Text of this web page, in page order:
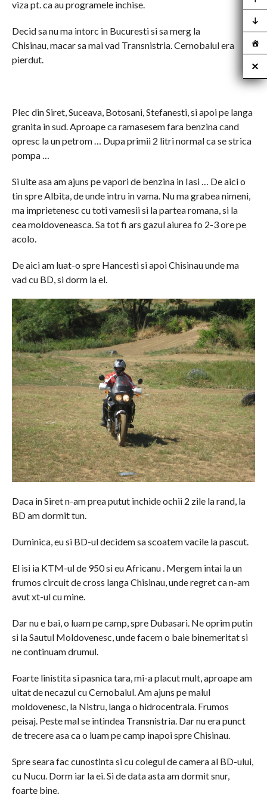
viza pt. ca au programele inchise.
Decid sa nu ma intorc in Bucuresti si sa merg la
Chisinau, macar sa mai vad Transnistria. Cernobalul era
pierdut.
Plec din Siret, Suceava, Botosani, Stefanesti, si apoi pe langa
granita in sud. Aproape ca ramasesem fara benzina cand
opresc la un petrom … Dupa primii 2 litri normal ca se strica
pompa …
Si uite asa am ajuns pe vapori de benzina in Iasi … De aici o
tin spre Albita, de unde intru in vama. Nu ma grabea nimeni,
ma imprietenesc cu toti vamesii si la partea romana, si la
cea moldoveneasca. Sa tot fi ars gazul aiurea fo 2-3 ore pe
acolo.
De aici am luat-o spre Hancesti si apoi Chisinau unde ma
vad cu BD, si dorm la el.
Daca in Siret n-am prea putut inchide ochii 2 zile la rand, la
BD am dormit tun.
Duminica, eu si BD-ul decidem sa scoatem vacile la pascut.
El isi ia KTM-ul de 950 si eu Africanu . Mergem intai la un
frumos circuit de cross langa Chisinau, unde regret ca n-am
avut xt-ul cu mine.
Dar nu e bai, o luam pe camp, spre Dubasari. Ne oprim putin
si la Sautul Moldovenesc, unde facem o baie binemeritat si
ne continuam drumul.
Foarte linistita si pasnica tara, mi-a placut mult, aproape am
uitat de necazul cu Cernobalul. Am ajuns pe malul
moldovenesc, la Nistru, langa o hidrocentrala. Frumos
peisaj. Peste mal se intindea Transnistria. Dar nu era punct
de trecere asa ca o luam pe camp inapoi spre Chisinau.
Spre seara fac cunostinta si cu colegul de camera al BD-ului,
cu Nucu. Dorm iar la ei. Si de data asta am dormit snur,
foarte bine.